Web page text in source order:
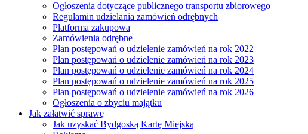
Ogłoszenia dotyczące publicznego transportu zbiorowego
Regulamin udzielania zamówień odrębnych
Platforma zakupowa
Zamówienia odrębne
Plan postępowań o udzielenie zamówień na rok 2022
Plan postępowań o udzielenie zamówień na rok 2023
Plan postępowań o udzielenie zamówień na rok 2024
Plan postępowań o udzielenie zamówień na rok 2025
Plan postępowań o udzielenie zamówień na rok 2026
Ogłoszenia o zbyciu majątku
Jak załatwić sprawę
Jak uzyskać Bydgoską Kartę Miejską